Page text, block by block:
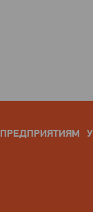
ПРЕДПРИЯТИЯМ